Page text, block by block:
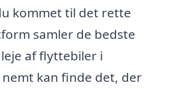
kommet til det rette
samler de bedste
af flyttebiler i
kan finde det, der